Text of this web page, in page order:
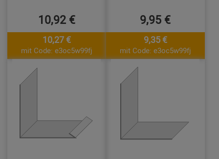
10,92 €
10,27 €
mit Code: e3oc5w99fj
9,95 €
9,35 €
mit Code: e3oc5w99fj